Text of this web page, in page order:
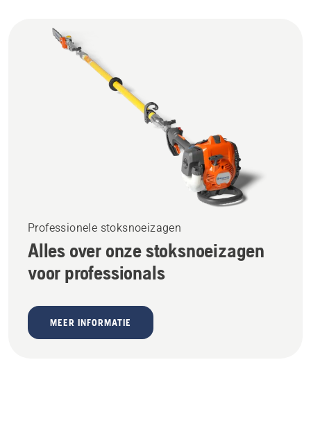
Professionele stoksnoeizagen
Alles over onze stoksnoeizagen
voor professionals
MEER INFORMATIE